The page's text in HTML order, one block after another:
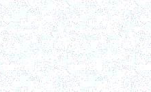
своей